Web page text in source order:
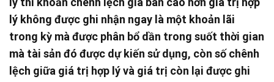
lý không được ghi nhận ngay là một khoản lãi
trong kỳ mà được phân bổ dần trong suốt thời gian
mà tài sản đó được dự kiến sử dụng, còn số chênh
lệch giữa giá trị hợp lý và giá trị còn lại được ghi